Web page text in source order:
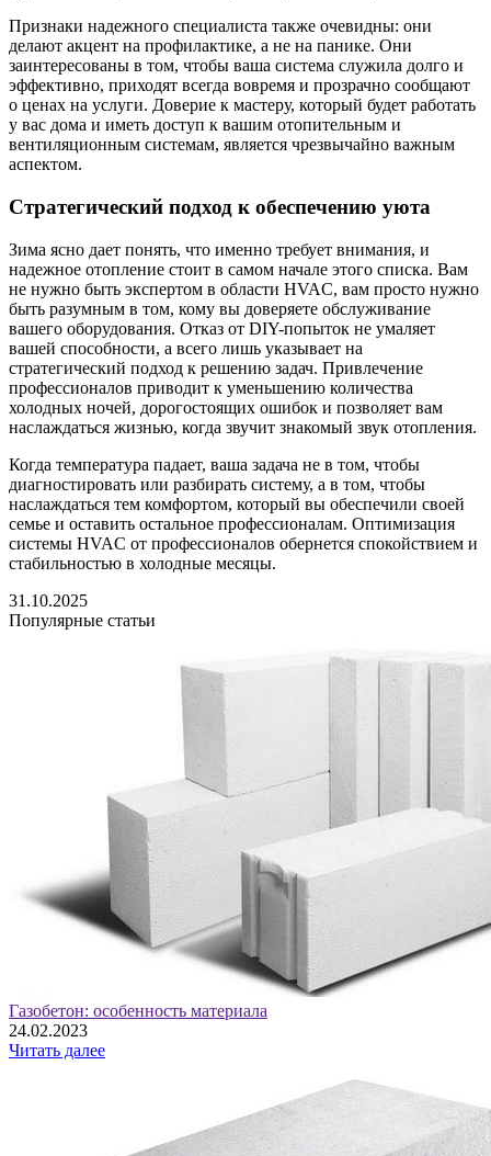
Признаки надежного специалиста также очевидны: они
делают акцент на профилактике, а не на панике. Они
заинтересованы в том, чтобы ваша система служила долго и
эффективно, приходят всегда вовремя и прозрачно сообщают
о ценах на услуги. Доверие к мастеру, который будет работать
у вас дома и иметь доступ к вашим отопительным и
вентиляционным системам, является чрезвычайно важным
аспектом.
Стратегический подход к обеспечению уюта
Зима ясно дает понять, что именно требует внимания, и
надежное отопление стоит в самом начале этого списка. Вам
не нужно быть экспертом в области HVAC, вам просто нужно
быть разумным в том, кому вы доверяете обслуживание
вашего оборудования. Отказ от DIY-попыток не умаляет
вашей способности, а всего лишь указывает на
стратегический подход к решению задач. Привлечение
профессионалов приводит к уменьшению количества
холодных ночей, дорогостоящих ошибок и позволяет вам
наслаждаться жизнью, когда звучит знакомый звук отопления.
Когда температура падает, ваша задача не в том, чтобы
диагностировать или разбирать систему, а в том, чтобы
наслаждаться тем комфортом, который вы обеспечили своей
семье и оставить остальное профессионалам. Оптимизация
системы HVAC от профессионалов обернется спокойствием и
стабильностью в холодные месяцы.
31.10.2025
Популярные статьи
Газобетон: особенность материала
24.02.2023
Читать далее